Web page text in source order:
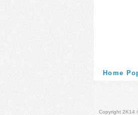
Home
Copyright 2K14